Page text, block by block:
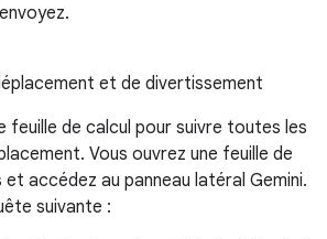
et de divertissement
feuille de calcul pour suivre toutes les
Vous ouvrez une feuille de
accédez au panneau latéral Gemini.
suivante :